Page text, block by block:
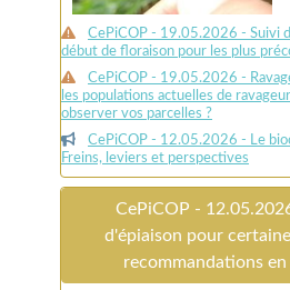
CePiCOP - 19.05.2026 - Suivi
début de floraison pour les plus
CePiCOP - 19.05.2026 -
les populations actuelles de
observer vos parcelles ?
CePiCOP - 12.05.2026 - Le
Freins, leviers et perspectives
CePiCOP -
d'épiaison pour
recommandations